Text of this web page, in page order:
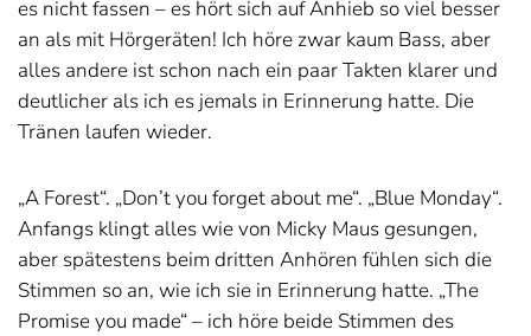
es nicht fassen – es hört sich auf Anhieb so viel besser
an als mit Hörgeräten! Ich höre zwar kaum Bass, aber
alles andere ist schon nach ein paar Takten klarer und
deutlicher als ich es jemals in Erinnerung hatte. Die
Tränen laufen wieder.
„A Forest“. „Don’t you forget about me“. „Blue Monday“.
Anfangs klingt alles wie von Micky Maus gesungen,
aber spätestens beim dritten Anhören fühlen sich die
Stimmen so an, wie ich sie in Erinnerung hatte. „The
Promise you made“ – ich höre beide Stimmen des